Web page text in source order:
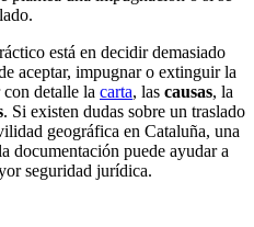
está en decidir demasiado
aceptar, impugnar o extinguir la
detalle la carta, las causas, la
. Si existen dudas sobre un traslado
geográfica en Cataluña, una
documentación puede ayudar a
seguridad jurídica.